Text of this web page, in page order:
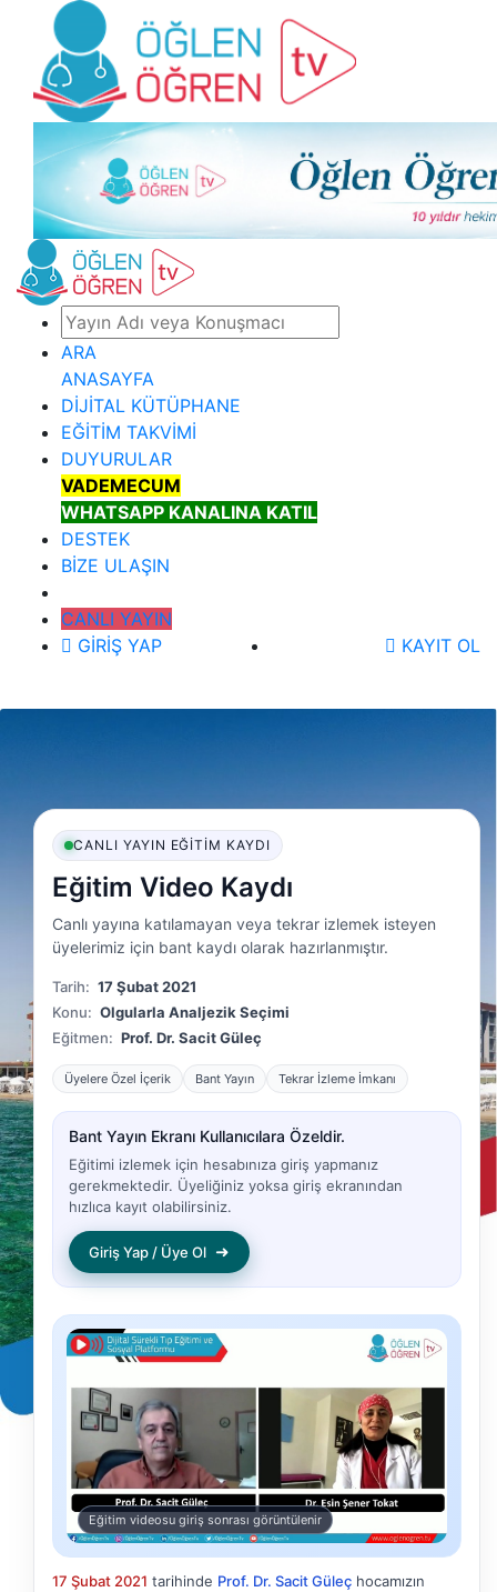
ARA
ANASAYFA
DİJİTAL KÜTÜPHANE
EĞİTİM TAKVİMİ
DUYURULAR
VADEMECUM
WHATSAPP KANALINA KATIL
DESTEK
BİZE ULAŞIN
CANLI YAYIN
GİRİŞ YAP
KAYIT OL
CANLI YAYIN EĞITIM KAYDI
Eğitim Video Kaydı
Canlı yayına katılamayan veya tekrar izlemek isteyen
üyelerimiz için bant kaydı olarak hazırlanmıştır.
Tarih: 17 Şubat 2021
Konu: Olgularla Analjezik Seçimi
Eğitmen: Prof. Dr. Sacit Güleç
Üyelere Özel İçerik Bant Yayın Tekrar İzleme İmkanı
Bant Yayın Ekranı Kullanıcılara Özeldir.
Eğitimi izlemek için hesabınıza giriş yapmanız
gerekmektedir. Üyeliğiniz yoksa giriş ekranından
hızlıca kayıt olabilirsiniz.
Giriş Yap / Üye Ol ➜
Eğitim videosu giriş sonrası görüntülenir
17 Şubat 2021 tarihinde Prof. Dr. Sacit Güleç hocamızın